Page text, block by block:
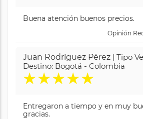
Buena atención buenos precios.
Opinión
Juan Rodríguez Pérez | Tipo
Destino: Bogotá - Colombia
★★★★★
Entregaron a tiempo y en muy
gracias.